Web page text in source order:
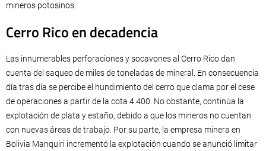
mineros potosinos.
Cerro Rico en decadencia
Las innumerables perforaciones y socavones al Cerro Rico dan
cuenta del saqueo de miles de toneladas de mineral. En consecuencia
día tras día se percibe el hundimiento del cerro que clama por el cese
de operaciones a partir de la cota 4.400. No obstante, continúa la
explotación de plata y estaño, debido a que los mineros no cuentan
con nuevas áreas de trabajo. Por su parte, la empresa minera en
Bolivia Manquiri incrementó la explotación cuando se anunció limitar